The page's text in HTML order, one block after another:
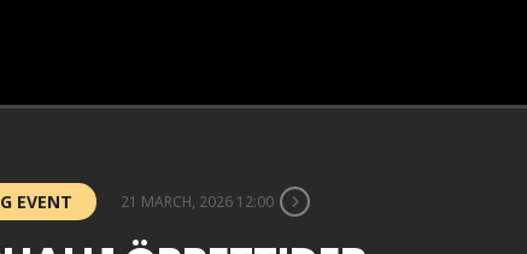
EVENT 21 MARCH, 2026 12:00